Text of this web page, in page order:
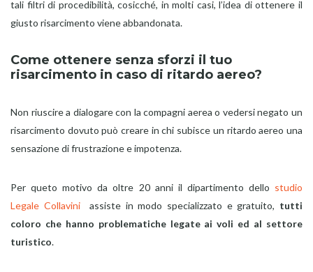
tali filtri di procedibilità, cosicché, in molti casi, l’idea di ottenere il
giusto risarcimento viene abbandonata.
Come ottenere senza sforzi il tuo
risarcimento in caso di ritardo aereo?
Non riuscire a dialogare con la compagni aerea o vedersi negato un
risarcimento dovuto può creare in chi subisce un ritardo aereo una
sensazione di frustrazione e impotenza.
Per queto motivo da oltre 20 anni il dipartimento dello studio
Legale Collavini
assiste in modo specializzato e gratuito, tutti
coloro che hanno problematiche legate ai voli ed al settore
turistico.